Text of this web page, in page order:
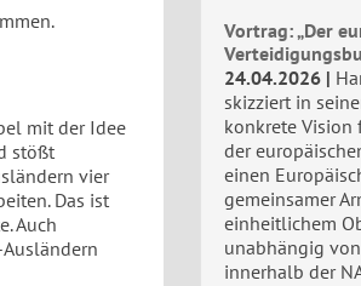
mit der Idee
stößt
vier
Das ist
Auch
Vortrag: „Der
24.04.2026
skizziert in
konkrete
der
einen
gemeinsamer
einheitlichem
unabhängig
innerhalb der